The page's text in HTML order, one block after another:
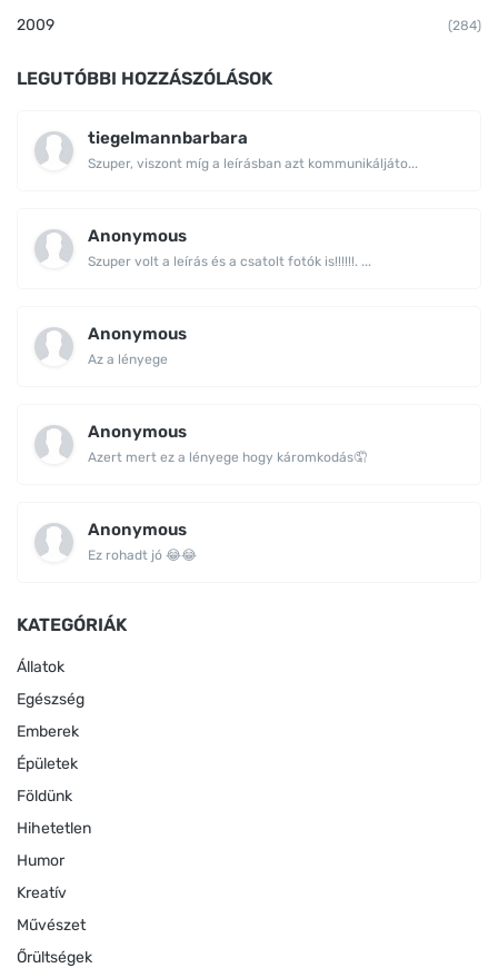
2009 (284)
LEGUTÓBBI HOZZÁSZÓLÁSOK
tiegelmannbarbara
Szuper, viszont míg a leírásban azt kommunikáljáto...
Anonymous
Szuper volt a leírás és a csatolt fotók is!!!!!!. ...
Anonymous
Az a lényege
Anonymous
Azert mert ez a lényege hogy káromkodás🤦
Anonymous
Ez rohadt jó 😂😂
KATEGÓRIÁK
Állatok
Egészség
Emberek
Épületek
Földünk
Hihetetlen
Humor
Kreatív
Művészet
Őrültségek